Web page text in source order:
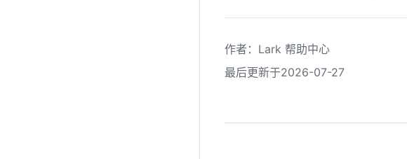
作者 ： Lark 帮助中心
最后更新于2026-07-27